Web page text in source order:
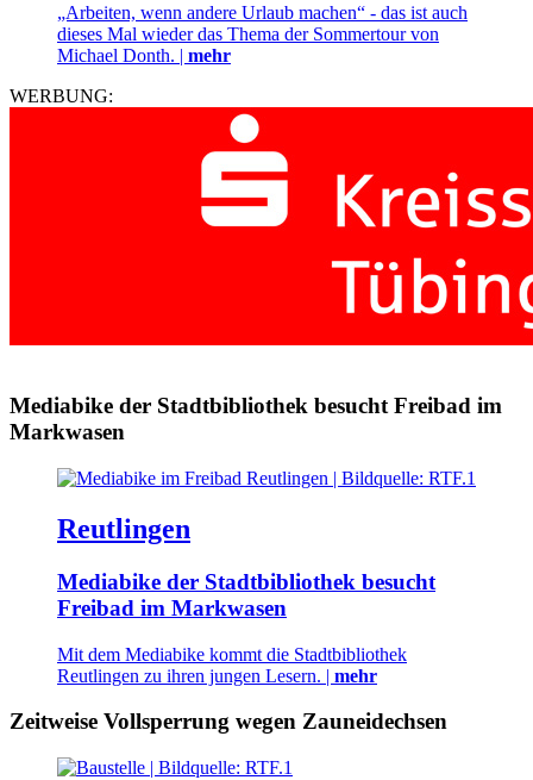
„Arbeiten, wenn andere Urlaub machen“ - das ist auch
dieses Mal wieder das Thema der Sommertour von
Michael Donth. | mehr
WERBUNG:
Mediabike der Stadtbibliothek besucht Freibad im
Markwasen
Reutlingen
Mediabike der Stadtbibliothek besucht
Freibad im Markwasen
Mit dem Mediabike kommt die Stadtbibliothek
Reutlingen zu ihren jungen Lesern. | mehr
Zeitweise Vollsperrung wegen Zauneidechsen